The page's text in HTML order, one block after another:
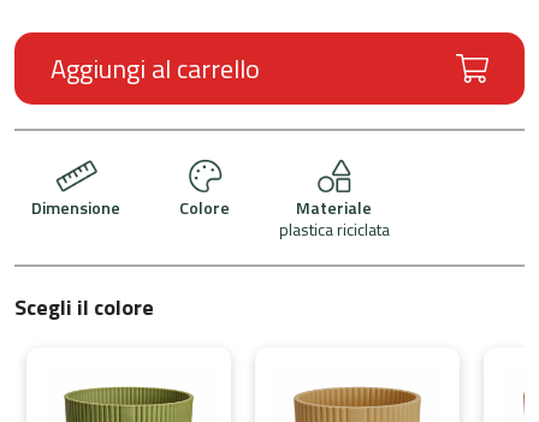
Aggiungi al carrello
Dimensione Colore
Materiale
plastica riciclata
Scegli il colore